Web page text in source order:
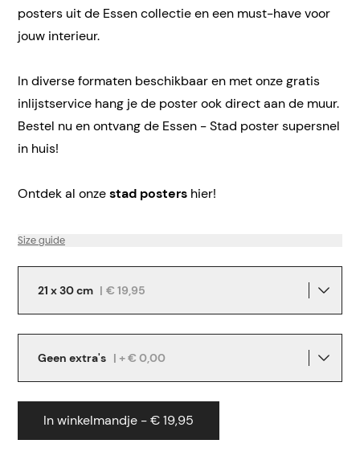
posters uit de Essen collectie en een must-have voor
jouw interieur.
In diverse formaten beschikbaar en met onze gratis
inlijstservice hang je de poster ook direct aan de muur.
Bestel nu en ontvang de Essen - Stad poster supersnel
in huis!
Ontdek al onzestad posters hier!
Size guide
21 x 30 cm | € 19,95
Geen extra's | + € 0,00
In winkelmandje - € 19,95